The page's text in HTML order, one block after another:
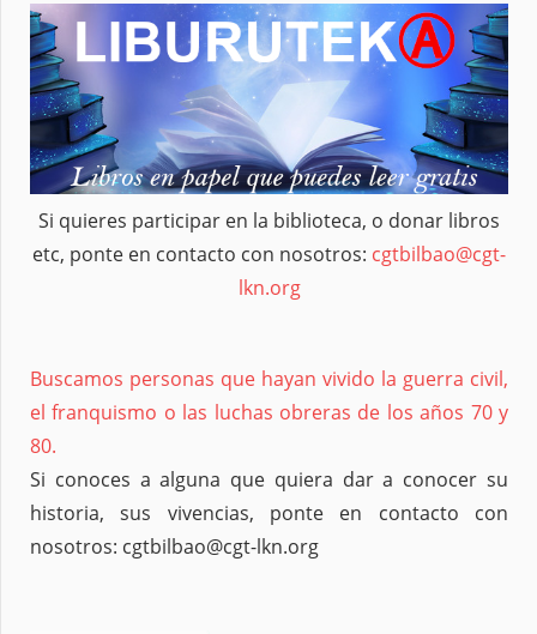
Si quieres participar en la biblioteca, o donar libros
etc, ponte en contacto con nosotros: cgtbilbao@cgt-
lkn.org
Buscamos personas que hayan vivido la guerra civil,
el franquismo o las luchas obreras de los años 70 y
80.
Si conoces a alguna que quiera dar a conocer su
historia, sus vivencias, ponte en contacto con
nosotros: cgtbilbao@cgt-lkn.org